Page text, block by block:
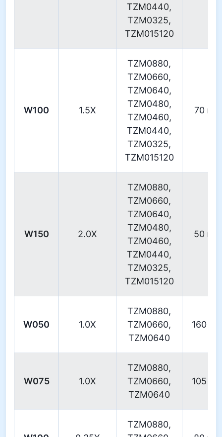
TZM0440,
TZM0325,
TZM015120
W100 1.5X
TZM0880,
TZM0660,
TZM0640,
TZM0480,
TZM0460,
TZM0440,
TZM0325,
TZM015120
70
W150 2.0X
TZM0880,
TZM0660,
TZM0640,
TZM0480,
TZM0460,
TZM0440,
TZM0325,
TZM015120
50
W050 1.0X
TZM0880,
TZM0660,
TZM0640
160
W075 1.0X
TZM0880,
TZM0660,
TZM0640
105
TZM0880,